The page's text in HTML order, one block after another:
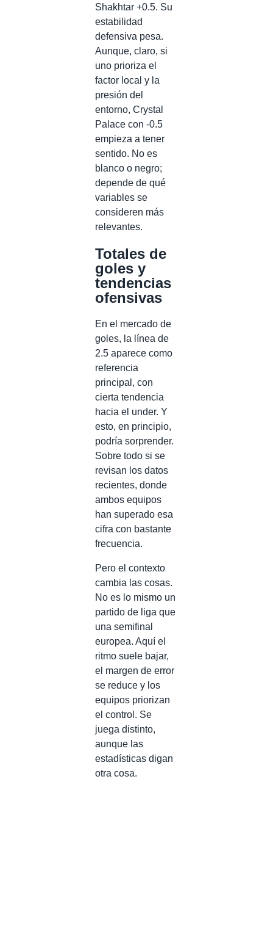
Shakhtar +0.5. Su
estabilidad
defensiva pesa.
Aunque, claro, si
uno prioriza el
factor local y la
presión del
entorno, Crystal
Palace con -0.5
empieza a tener
sentido. No es
blanco o negro;
depende de qué
variables se
consideren más
relevantes.
Totales de
goles y
tendencias
ofensivas
En el mercado de
goles, la línea de
2.5 aparece como
referencia
principal, con
cierta tendencia
hacia el under. Y
esto, en principio,
podría sorprender.
Sobre todo si se
revisan los datos
recientes, donde
ambos equipos
han superado esa
cifra con bastante
frecuencia.
Pero el contexto
cambia las cosas.
No es lo mismo un
partido de liga que
una semifinal
europea. Aquí el
ritmo suele bajar,
el margen de error
se reduce y los
equipos priorizan
el control. Se
juega distinto,
aunque las
estadísticas digan
otra cosa.